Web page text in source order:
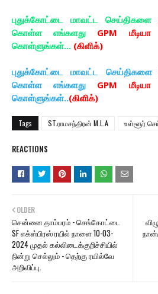
புதுக்கோட்டை மாவட்ட செய்திகளை
கொள்ள எங்களது GPM மீடியா
கொள்ளுங்கள்... (கிளிக்)
புதுக்கோட்டை மாவட்ட செய்திகளை
கொள்ள எங்களது GPM மீடியா
கொள்ளுங்கள்..(கிளிக்)
Tags ST.ராமசந்திரன் M.L.A உள்ளூர்
REACTIONS
OLDER
சென்னை தாம்பரம் - செங்கோட்டை
SF எக்ஸ்பிரஸ் ரயில் நாளை 10-03-
2024 முதல் கல்லிடைக்குறிச்சியில்
நின்று செல்லும் - தெற்கு ரயில்வே
அறிவிப்பு.